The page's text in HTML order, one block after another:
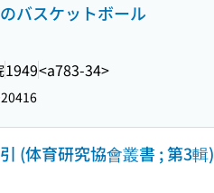
バスケットボール
1949<a783-34>
(体育研究協會叢書 ; 第3輯)